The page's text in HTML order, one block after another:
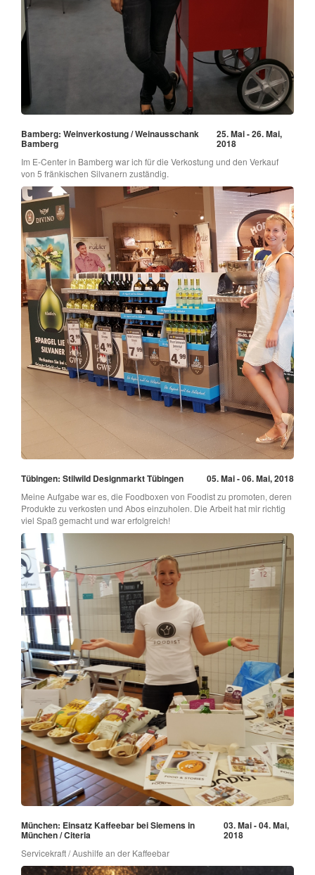
Bamberg: Weinverkostung / Weinausschank
Bamberg
25. Mai - 26. Mai,
2018
Im E-Center in Bamberg war ich für die Verkostung und den Verkauf
von 5 fränkischen Silvanern zuständig.
Tübingen: Stilwild Designmarkt Tübingen 05. Mai - 06. Mai, 2018
Meine Aufgabe war es, die Foodboxen von Foodist zu promoten, deren
Produkte zu verkosten und Abos einzuholen. Die Arbeit hat mir richtig
viel Spaß gemacht und war erfolgreich!
München: Einsatz Kaffeebar bei Siemens in
München / Citeria
03. Mai - 04. Mai,
2018
Servicekraft / Aushilfe an der Kaffeebar